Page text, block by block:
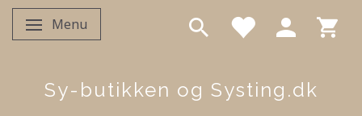
Skifte navigation
Menu
Sy-butikken og Systing.dk